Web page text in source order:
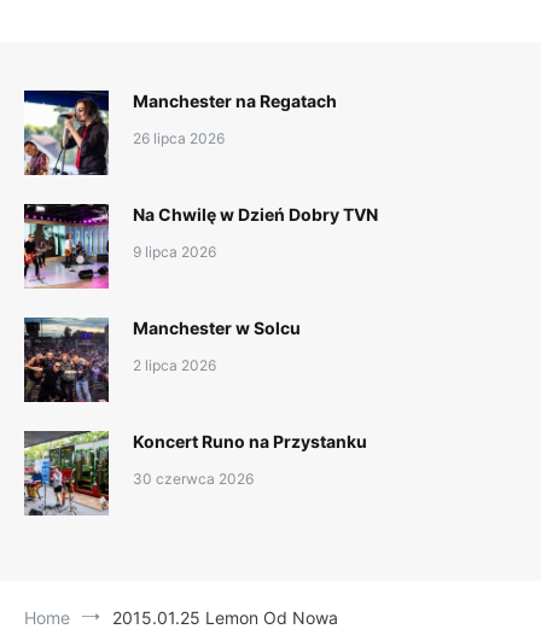
Manchester na Regatach
26 lipca 2026
Na Chwilę w Dzień Dobry TVN
9 lipca 2026
Manchester w Solcu
2 lipca 2026
Koncert Runo na Przystanku
30 czerwca 2026
Home 2015.01.25 Lemon Od Nowa